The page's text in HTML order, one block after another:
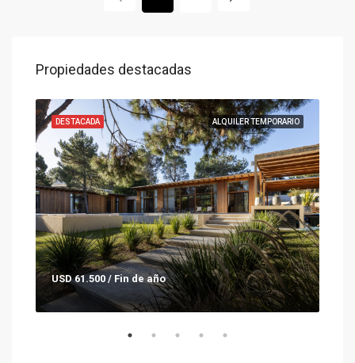
Propiedades destacadas
ALQUILER TEMPORARIO
DESTACADA
USD 61.500 / Fin de año